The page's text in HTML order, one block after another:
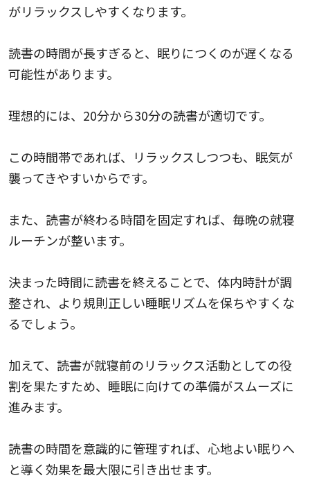
がリラックスしやすくなります。
読書の時間が長すぎると、眠りにつくのが遅くなる
可能性があります。
理想的には、20分から30分の読書が適切です。
この時間帯であれば、リラックスしつつも、眠気が
襲ってきやすいからです。
また、読書が終わる時間を固定すれば、毎晩の就寝
ルーチンが整います。
決まった時間に読書を終えることで、体内時計が調
整され、より規則正しい睡眠リズムを保ちやすくな
るでしょう。
加えて、読書が就寝前のリラックス活動としての役
割を果たすため、睡眠に向けての準備がスムーズに
進みます。
読書の時間を意識的に管理すれば、心地よい眠りへ
と導く効果を最大限に引き出せます。